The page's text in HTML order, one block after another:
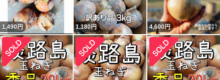
1,490円 1,180円 4,600円